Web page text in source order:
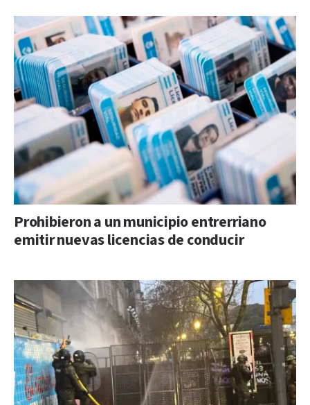
Prohibieron a un municipio entrerriano
emitir nuevas licencias de conducir